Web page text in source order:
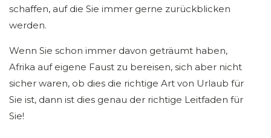
schaffen, auf die Sie immer gerne zurückblicken
werden.
Wenn Sie schon immer davon geträumt haben,
Afrika auf eigene Faust zu bereisen, sich aber nicht
sicher waren, ob dies die richtige Art von Urlaub für
Sie ist, dann ist dies genau der richtige Leitfaden für
Sie!